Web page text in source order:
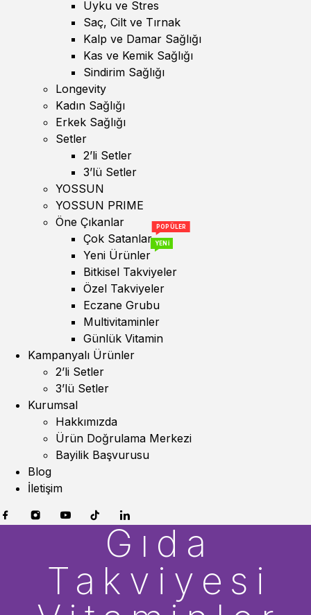
Uyku ve Stres
Saç, Cilt ve Tırnak
Kalp ve Damar Sağlığı
Kas ve Kemik Sağlığı
Sindirim Sağlığı
Longevity
Kadın Sağlığı
Erkek Sağlığı
Setler
2’li Setler
3’lü Setler
YOSSUN
YOSSUN PRIME
Öne Çıkanlar
Çok Satanlar
POPÜLER
Yeni Ürünler
YENİ
Bitkisel Takviyeler
Özel Takviyeler
Eczane Grubu
Multivitaminler
Günlük Vitamin
Kampanyalı Ürünler
2’li Setler
3’lü Setler
Kurumsal
Hakkımızda
Ürün Doğrulama Merkezi
Bayilik Başvurusu
Blog
İletişim
Gıda
Takviyesi